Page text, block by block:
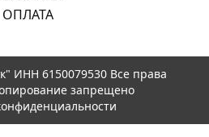
ОПЛАТА
ИНН 6150079530 Все права
запрещено